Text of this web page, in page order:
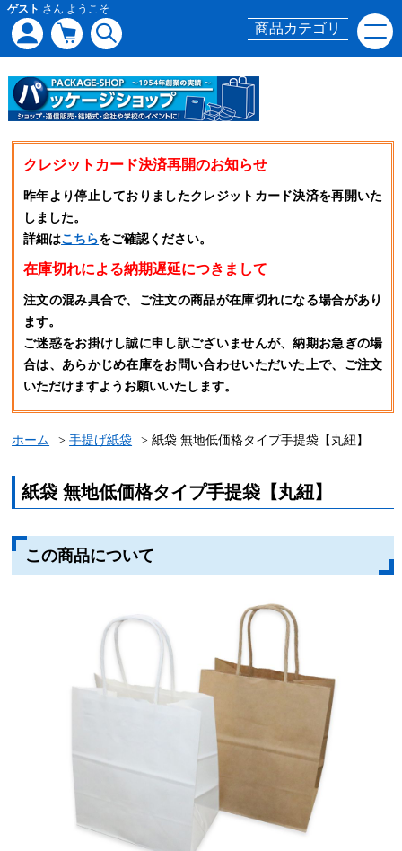
ゲスト さん ようこそ
商品カテゴリ
クレジットカード決済再開のお知らせ
昨年より停止しておりましたクレジットカード決済を再開いた
しました。
詳細はこちらをご確認ください。
在庫切れによる納期遅延につきまして
注文の混み具合で、ご注文の商品が在庫切れになる場合があり
ます。
ご迷惑をお掛けし誠に申し訳ございませんが、納期お急ぎの場
合は、あらかじめ在庫をお問い合わせいただいた上で、ご注文
いただけますようお願いいたします。
ホーム 手提げ紙袋 紙袋 無地低価格タイプ手提袋【丸紐】
紙袋 無地低価格タイプ手提袋【丸紐】
この商品について